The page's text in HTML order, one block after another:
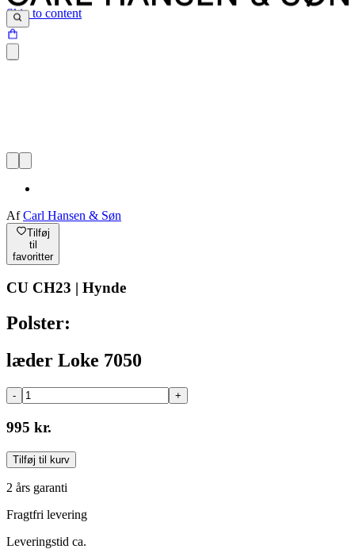
Skip to content
AfCarl Hansen & Søn
Tilføj
til
favoritter
CU CH23 | Hynde
Polster:
læder Loke 7050
- +
995 kr.
Tilføj til kurv
2 års garanti
Fragtfri levering
Leveringstid ca.